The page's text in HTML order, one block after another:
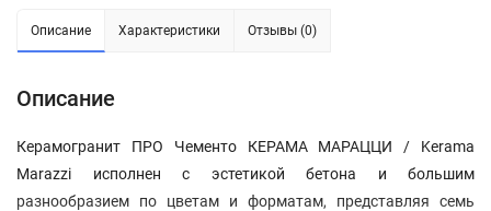
Описание Характеристики Отзывы (0)
Описание
Керамогранит ПРО Чементо КЕРАМА МАРАЦЦИ / Kerama
Marazzi исполнен с эстетикой бетона и большим
разнообразием по цветам и форматам, представляя семь